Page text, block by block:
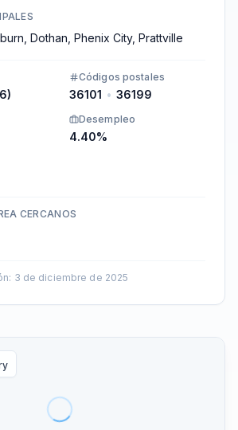
Dothan, Phenix City, Prattville​
Códigos postales
36101 • 36199
Desempleo
4.40%
CERCANOS
: 3 de diciembre de 2025